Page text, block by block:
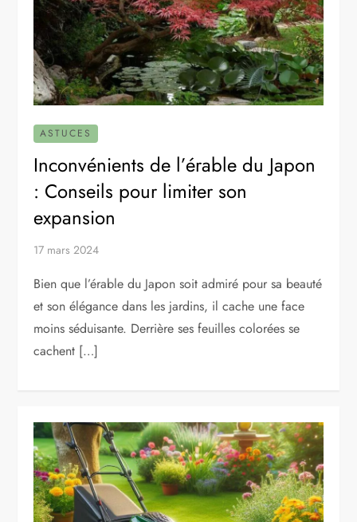
ASTUCES
Inconvénients de l’érable du Japon
: Conseils pour limiter son
expansion
17 mars 2024
Bien que l’érable du Japon soit admiré pour sa beauté
et son élégance dans les jardins, il cache une face
moins séduisante. Derrière ses feuilles colorées se
cachent […]